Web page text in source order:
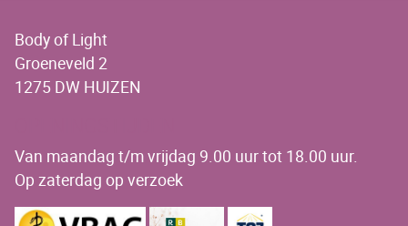
Body of Light
Groeneveld 2
1275 DW HUIZEN
Van maandag t/m vrijdag 9.00 uur tot 18.00 uur.
Op zaterdag op verzoek